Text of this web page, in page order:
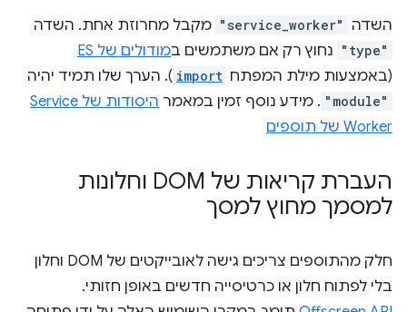
השדה "service_worker" מקבל מחרוזת אחת. השדה
"type" נחוץ רק אם משתמשים במודולים של ES
(באמצעות מילת המפתח import ). הערך שלו תמיד יהיה
"module" . מידע נוסף זמין במאמר
היסודות של Service
Worker של תוספים
העברת קריאות של DOM וחלונות
למסמך מחוץ למסך
חלק מהתוספים צריכים גישה לאובייקטים של DOM וחלון
בלי לפתוח חלון או כרטיסייה חדשים באופן חזותי.